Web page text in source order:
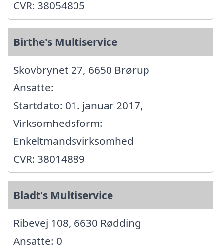
CVR: 38054805
Birthe's Multiservice
Skovbrynet 27, 6650 Brørup
Ansatte:
Startdato: 01. januar 2017,
Virksomhedsform:
Enkeltmandsvirksomhed
CVR: 38014889
Bladt's Multiservice
Ribevej 108, 6630 Rødding
Ansatte: 0